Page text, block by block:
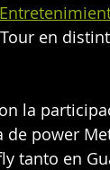
en
la
de power
tanto en